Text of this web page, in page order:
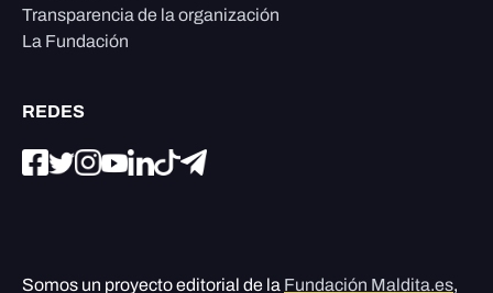
Transparencia de la organización
La Fundación
REDES
Somos un proyecto editorial de la Fundación Maldita.es,